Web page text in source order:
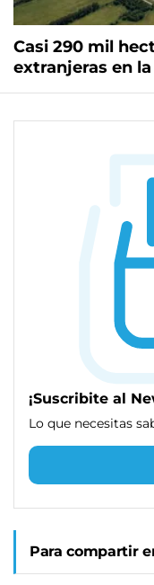
Casi 290 mil
extranjeras en
¡Suscribite al
Lo que necesitas
Para compartir